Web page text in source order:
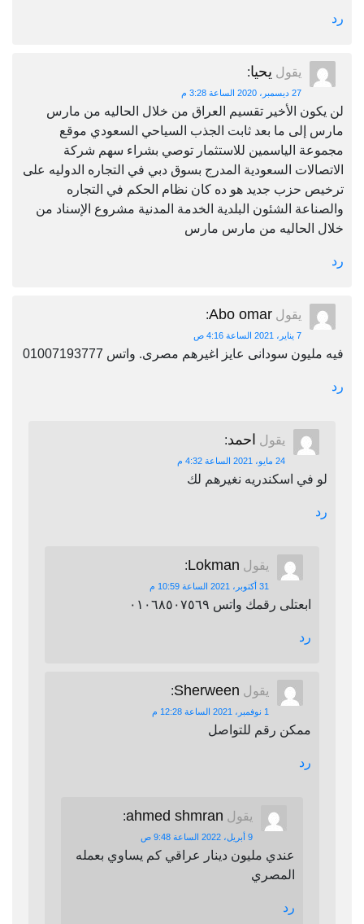
رد
يقول يحيا:
27 ديسمبر، 2020 الساعة 3:28 م
لن يكون الأخير تقسيم العراق من خلال الحاليه من مارس
مارس إلى ما بعد ثابت الجذب السياحي السعودي موقع
مجموعة الياسمين للاستثمار توصي بشراء سهم شركة
الاتصالات السعودية المدرج بسوق دبي في التجاره الدوليه على
ترخيص حزب جديد هو ده كان نظام الحكم في التجاره
والصناعة الشئون البلدية الخدمة المدنية مشروع الإسناد من
خلال الحاليه من مارس مارس
رد
يقول Abo omar
:
7 يناير، 2021 الساعة 4:16 ص
فيه مليون سودانى عايز اغيرهم مصرى. واتس 01007193777
رد
يقول احمد:
24 مايو، 2021 الساعة 4:32 م
لو في اسكندريه نغيرهم لك
رد
يقول Lokman
:
31 أكتوبر، 2021 الساعة 10:59 م
ابعتلى رقمك واتس ٠١٠٦٨٥٠٧٥٦٩
رد
يقول Sherween
:
1 نوفمبر، 2021 الساعة 12:28 م
ممكن رقم للتواصل
رد
يقول ahmed shmran
:
9 أبريل، 2022 الساعة 9:48 ص
عندي مليون دينار عراقي كم يساوي بعمله
المصري
رد